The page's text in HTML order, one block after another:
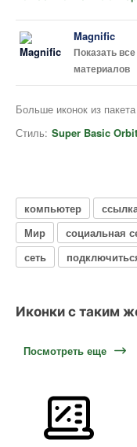
Magnific
Показать
материалов
Больше иконок из пакета
Стиль: Super Basic
компьютер
Мир
социальная
сеть
Иконки с таким
Посмотреть еще